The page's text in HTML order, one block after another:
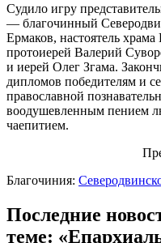
Судило игру
— благочинный
Ермаков, настоятель
протоиерей Валерий
и иерей Олег Згама.
дипломов победителям и
православной
воодушевленным пением
чаепитием.
Благочиния:
Последние
теме: